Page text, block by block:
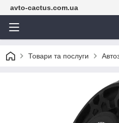
avto-cactus.com.ua
Товари та послуги